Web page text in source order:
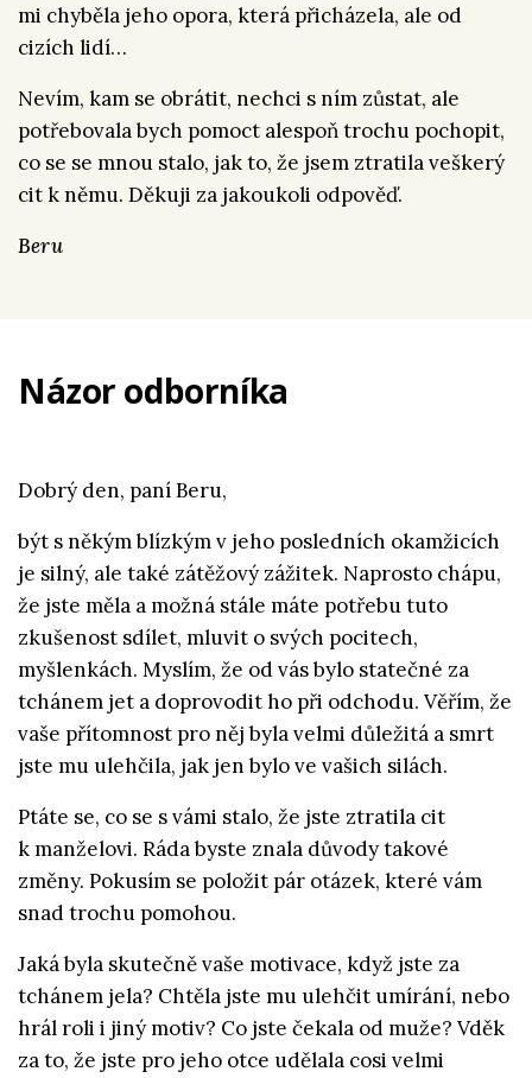
mi chyběla jeho opora, která přicházela, ale od
cizích lidí…
Nevím, kam se obrátit, nechci s ním zůstat, ale
potřebovala bych pomoct alespoň trochu pochopit,
co se se mnou stalo, jak to, že jsem ztratila veškerý
cit k němu. Děkuji za jakoukoli odpověď.
Beru
Názor odborníka
Dobrý den, paní Beru,
být s někým blízkým v jeho posledních okamžicích
je silný, ale také zátěžový zážitek. Naprosto chápu,
že jste měla a možná stále máte potřebu tuto
zkušenost sdílet, mluvit o svých pocitech,
myšlenkách. Myslím, že od vás bylo statečné za
tchánem jet a doprovodit ho při odchodu. Věřím, že
vaše přítomnost pro něj byla velmi důležitá a smrt
jste mu ulehčila, jak jen bylo ve vašich silách.
Ptáte se, co se s vámi stalo, že jste ztratila cit
k manželovi. Ráda byste znala důvody takové
změny. Pokusím se položit pár otázek, které vám
snad trochu pomohou.
Jaká byla skutečně vaše motivace, když jste za
tchánem jela? Chtěla jste mu ulehčit umírání, nebo
hrál roli i jiný motiv? Co jste čekala od muže? Vděk
za to, že jste pro jeho otce udělala cosi velmi